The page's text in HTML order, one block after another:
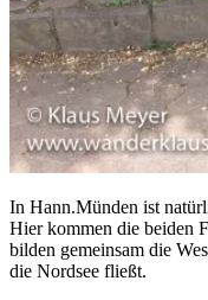
In Hann.Münden ist
Hier kommen die beiden
bilden gemeinsam die
die Nordsee fließt.